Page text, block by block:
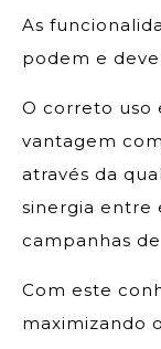
As
podem e
O correto uso
vantagem
através da
sinergia entre
campanhas
Com este
maximizando